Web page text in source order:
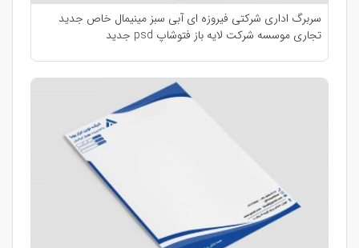
سربرگ اداری شرکتی فیروزه ای آبی سبز مینیمال خاص جدید
تجاری موسسه شرکت لایه باز فتوشاپ psd جدید